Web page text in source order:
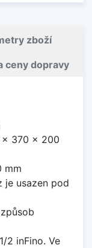
zboží
ceny dopravy
x 370 x 200
mm
je usazen pod
2 inFino. Ve